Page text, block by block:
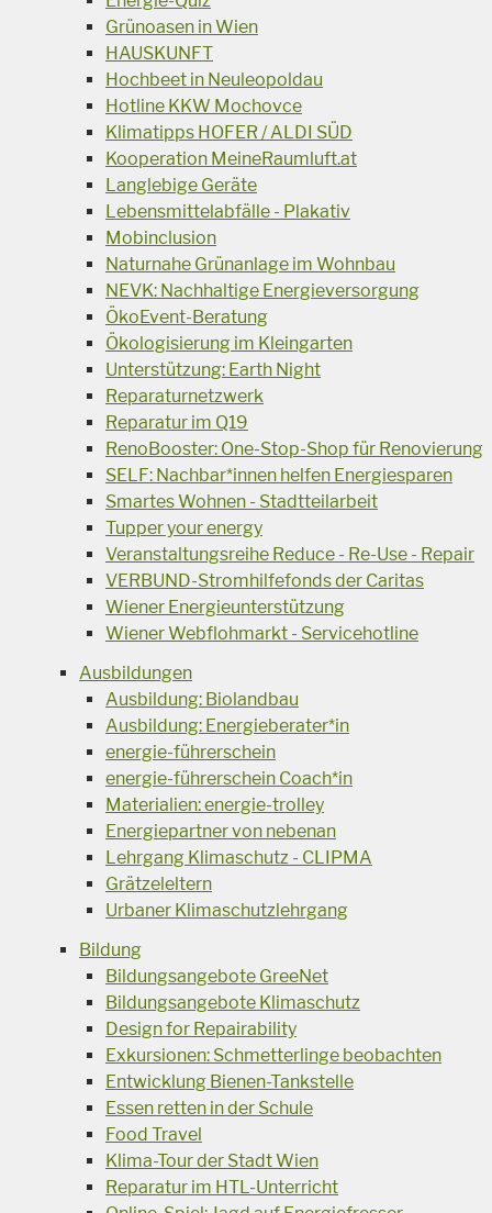
Grünoasen in Wien
HAUSKUNFT
Hochbeet in Neuleopoldau
Hotline KKW Mochovce
Klimatipps HOFER / ALDI SÜD
Kooperation MeineRaumluft.at
Langlebige Geräte
Lebensmittelabfälle - Plakativ
Mobinclusion
Naturnahe Grünanlage im Wohnbau
NEVK: Nachhaltige Energieversorgung
ÖkoEvent-Beratung
Ökologisierung im Kleingarten
Unterstützung: Earth Night
Reparaturnetzwerk
Reparatur im Q19
RenoBooster: One-Stop-Shop für Renovierung
SELF: Nachbar*innen helfen Energiesparen
Smartes Wohnen - Stadtteilarbeit
Tupper your energy
Veranstaltungsreihe Reduce - Re-Use - Repair
VERBUND-Stromhilfefonds der Caritas
Wiener Energieunterstützung
Wiener Webflohmarkt - Servicehotline
Ausbildungen
Ausbildung: Biolandbau
Ausbildung: Energieberater*in
energie-führerschein
energie-führerschein Coach*in
Materialien: energie-trolley
Energiepartner von nebenan
Lehrgang Klimaschutz - CLIPMA
Grätzeleltern
Urbaner Klimaschutzlehrgang
Bildung
Bildungsangebote GreeNet
Bildungsangebote Klimaschutz
Design for Repairability
Exkursionen: Schmetterlinge beobachten
Entwicklung Bienen-Tankstelle
Essen retten in der Schule
Food Travel
Klima-Tour der Stadt Wien
Reparatur im HTL-Unterricht